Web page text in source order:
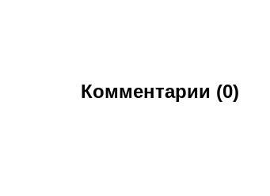
Комментарии (0)